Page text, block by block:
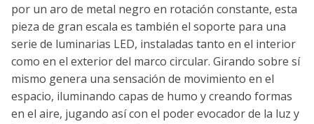
por un aro de metal negro en rotación constante, esta
pieza de gran escala es también el soporte para una
serie de luminarias LED, instaladas tanto en el interior
como en el exterior del marco circular. Girando sobre sí
mismo genera una sensación de movimiento en el
espacio, iluminando capas de humo y creando formas
en el aire, jugando así con el poder evocador de la luz y